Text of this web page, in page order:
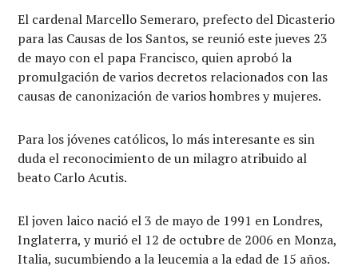
El cardenal Marcello Semeraro, prefecto del Dicasterio
para las Causas de los Santos, se reunió este jueves 23
de mayo con el papa Francisco, quien aprobó la
promulgación de varios decretos relacionados con las
causas de canonización de varios hombres y mujeres.
Para los jóvenes católicos, lo más interesante es sin
duda el reconocimiento de un milagro atribuido al
beato Carlo Acutis.
El joven laico nació el 3 de mayo de 1991 en Londres,
Inglaterra, y murió el 12 de octubre de 2006 en Monza,
Italia, sucumbiendo a la leucemia a la edad de 15 años.